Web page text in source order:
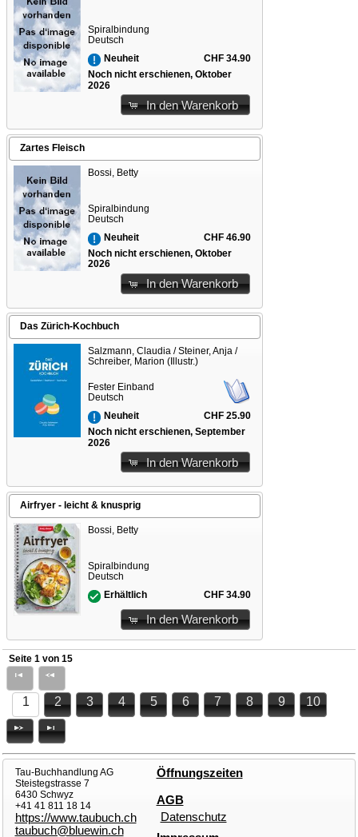
Spiralbindung
Deutsch
Neuheit
CHF 34.90
Noch nicht erschienen, Oktober
2026
In den Warenkorb
Zartes Fleisch
Bossi, Betty
Spiralbindung
Deutsch
Neuheit
CHF 46.90
Noch nicht erschienen, Oktober
2026
In den Warenkorb
Das Zürich-Kochbuch
Salzmann, Claudia / Steiner, Anja /
Schreiber, Marion (Illustr.)
Fester Einband
Deutsch
Neuheit
CHF 25.90
Noch nicht erschienen, September
2026
In den Warenkorb
Airfryer - leicht & knusprig
Bossi, Betty
Spiralbindung
Deutsch
Erhältlich
CHF 34.90
In den Warenkorb
Seite 1 von 15
1 2 3 4 5 6 7 8 9 10
Tau-Buchhandlung AG
Steistegstrasse 7
6430 Schwyz
+41 41 811 18 14
https://www.taubuch.ch
taubuch@bluewin.ch
Öffnungszeiten
AGB
Datenschutz